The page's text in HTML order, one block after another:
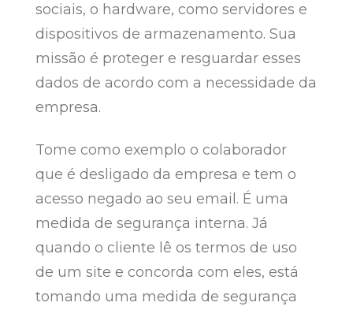
sociais, o hardware, como servidores e
dispositivos de armazenamento. Sua
missão é proteger e resguardar esses
dados de acordo com a necessidade da
empresa.
Tome como exemplo o colaborador
que é desligado da empresa e tem o
acesso negado ao seu email. É uma
medida de segurança interna. Já
quando o cliente lê os termos de uso
de um site e concorda com eles, está
tomando uma medida de segurança